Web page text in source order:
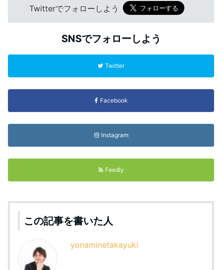
Twitterでフォローしよう
SNSでフォローしよう
Twitter
Facebook
Instagram
Feedly
この記事を書いた人
yonaminetakayuki